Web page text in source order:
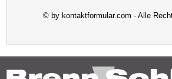
© by kontaktformular.com - Alle